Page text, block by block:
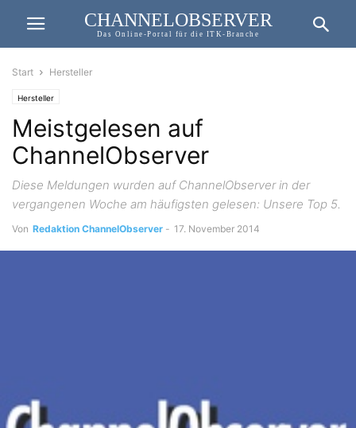
CHANNELOBSERVER
Das Online-Portal für die ITK-Branche
Start Hersteller
Hersteller
Meistgelesen auf
ChannelObserver
Diese Meldungen wurden auf ChannelObserver in der
vergangenen Woche am häufigsten gelesen: Unsere Top 5.
Von Redaktion ChannelObserver - 17. November 2014